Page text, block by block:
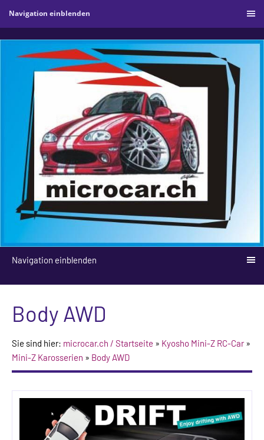
Navigation einblenden
Navigation einblenden
Body AWD
Sie sind hier: microcar.ch / Startseite » Kyosho Mini-Z RC-Car»
Mini-Z Karosserien » Body AWD